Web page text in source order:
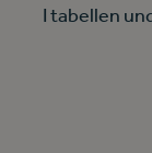
I tabellen